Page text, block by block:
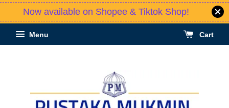
Now available on Shopee & Tiktok Shop!
Menu Cart